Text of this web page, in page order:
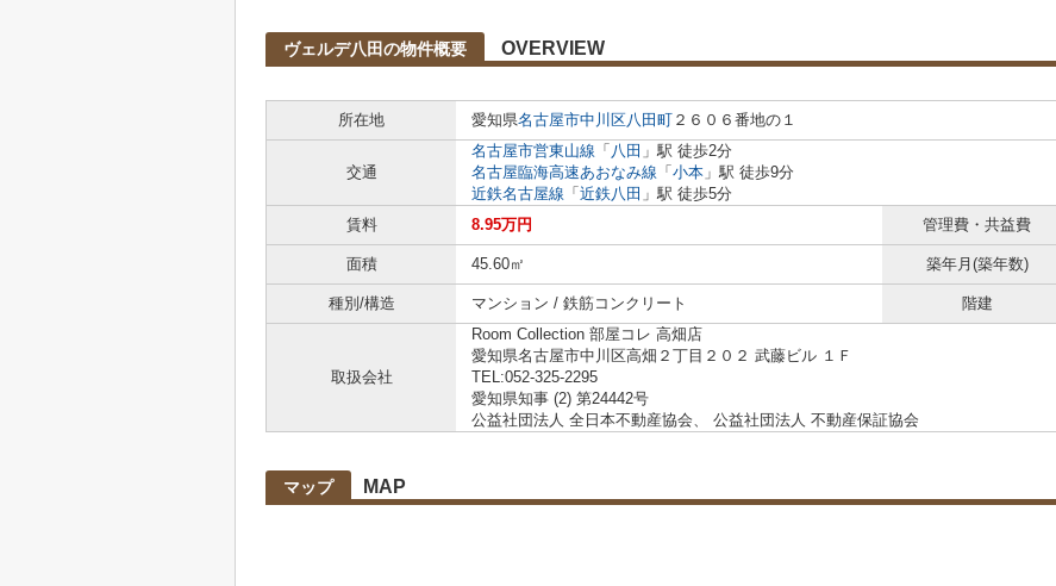
ヴェルデ八田の物件概要 OVERVIEW
所在地
愛知県名古屋市中川区八田町 ２６０６番地の１
交通
名古屋市営東山線 「 八田 」駅 徒歩2分
名古屋臨海高速あおなみ線 「 小本 」駅 徒歩9分
近鉄名古屋線 「 近鉄八田 」駅 徒歩5分
賃料
8.95万円 管理費・共益費
面積 45.60㎡ 築年月(築年数)
種別/構造 マンション / 鉄筋コンクリート 階建
取扱会社
Room Collection 部屋コレ 高畑店
愛知県名古屋市中川区高畑２丁目２０２ 武藤ビル １Ｆ
TEL:052-325-2295
愛知県知事 (2) 第24442号
公益社団法人 全日本不動産協会、 公益社団法人 不動産保証協会
マップ MAP